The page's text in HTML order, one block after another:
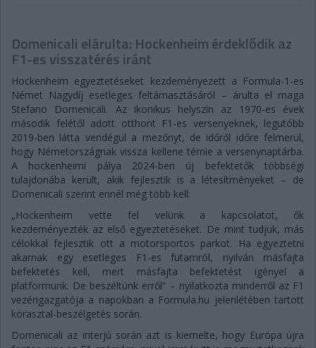
Domenicali elárulta: Hockenheim érdeklődik az
F1-es visszatérés iránt
Hockenheim egyeztetéseket kezdeményezett a Formula-1-es
Német Nagydíj esetleges feltámasztásáról – árulta el maga
Stefano Domenicali. Az ikonikus helyszín az 1970-es évek
második felétől adott otthont F1-es versenyeknek, legutóbb
2019-ben látta vendégül a mezőnyt, de időről időre felmerül,
hogy Németországnak vissza kellene térnie a versenynaptárba.
A hockenheimi pálya 2024-ben új befektetők többségi
tulajdonába került, akik fejlesztik is a létesítményeket – de
Domenicali szerint ennél még több kell:
„Hockenheim vette fel velünk a kapcsolatot, ők
kezdeményezték az első egyeztetéseket. De mint tudjuk, más
célokkal fejlesztik ott a motorsportos parkot. Ha egyeztetni
akarnak egy esetleges F1-es futamról, nyilván másfajta
befektetés kell, mert másfajta befektetést igényel a
platformunk. De beszéltünk erről” – nyilatkozta minderről az F1
vezérigazgatója a napokban a Formula.hu jelenlétében tartott
körasztal-beszélgetés során.
Domenicali az interjú során azt is kiemelte, hogy Európa újra